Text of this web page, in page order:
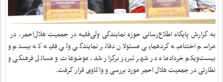
به گزارش پایگاه اطلاع‌رسانی حوزه نمایندگی ولی‌فقیه در جمعیت هلال‌احمر، در
مراسم اختتامیه گردهمایی مسئولان دفاتر نمایندگی ولی فقیه که بیستم و
بیست‌ویکم خردادماه در شهر تبریز برگزار شد، موضوعات و مسائل فرهنگی و
نظارتی در جمعیت هلال احمر مورد بررسی و واکاوی قرار گرفت.